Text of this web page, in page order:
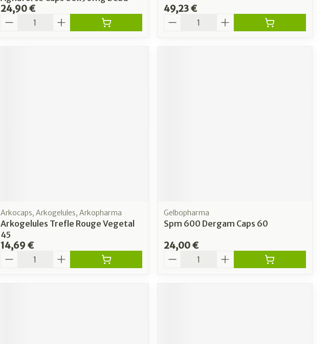
24,90 €
Quantité
49,23 €
Quantité
Arkocaps, Arkogelules, Arkopharma
Arkogelules Trefle Rouge Vegetal
45
14,69 €
Quantité
Gelbopharma
Spm 600 Dergam Caps 60
24,00 €
Quantité